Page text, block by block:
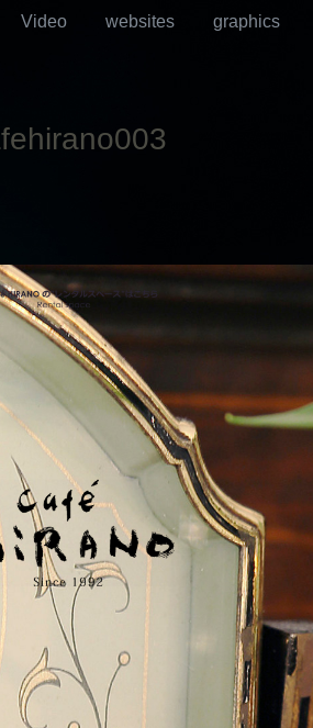
Video websites graphics